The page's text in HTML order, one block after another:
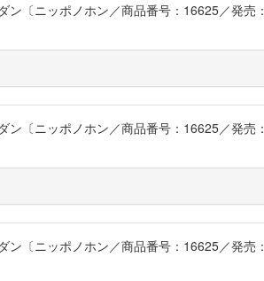
〔ニッポノホン／商品番号：16625／発売：
〔ニッポノホン／商品番号：16625／発売：
〔ニッポノホン／商品番号：16625／発売：